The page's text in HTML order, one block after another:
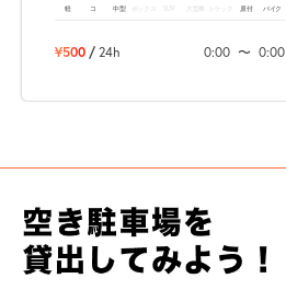
軽 コ 中型 ボックス SUV トラック 原付 バイク
¥500 / 24h 0:00 〜 0:00